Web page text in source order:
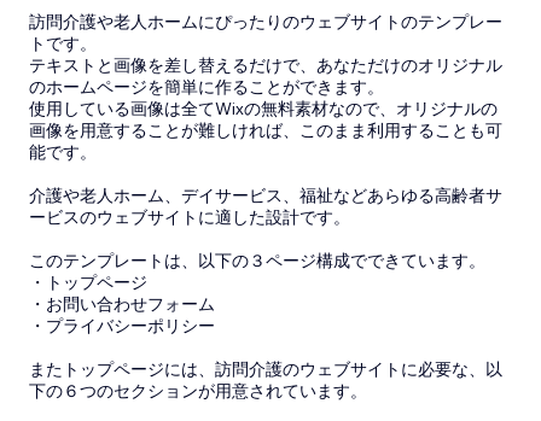
訪問介護や老人ホームにぴったりのウェブサイトのテンプレー
トです。
テキストと画像を差し替えるだけで、あなただけのオリジナル
のホームページを簡単に作ることができます。
使用している画像は全てWixの無料素材なので、オリジナルの
画像を用意することが難しければ、このまま利用することも可
能です。
介護や老人ホーム、デイサービス、福祉などあらゆる高齢者サ
ービスのウェブサイトに適した設計です。
このテンプレートは、以下の３ページ構成でできています。
・トップページ
・お問い合わせフォーム
・プライバシーポリシー
またトップページには、訪問介護のウェブサイトに必要な、以
下の６つのセクションが用意されています。